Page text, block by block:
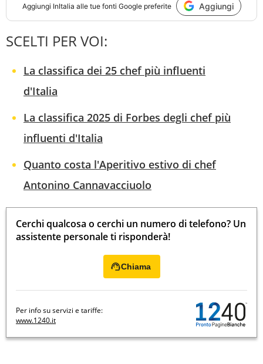
Aggiungi InItalia alle tue fonti Google preferite Aggiungi
SCELTI PER VOI:
La classifica dei 25 chef più influenti
d'Italia
La classifica 2025 di Forbes degli chef più
influenti d'Italia
Quanto costa l'Aperitivo estivo di chef
Antonino Cannavacciuolo
Cerchi qualcosa o cerchi un numero di telefono? Un
assistente personale ti risponderà!
Chiama
Per info su servizi e tariffe:
www.1240.it